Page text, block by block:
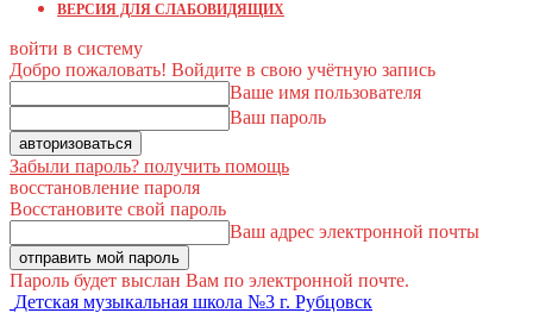
ВЕРСИЯ ДЛЯ СЛАБОВИДЯЩИХ
войти в систему
Добро пожаловать! Войдите в свою учётную запись
Ваше имя пользователя
Ваш пароль
Забыли пароль? получить помощь
восстановление пароля
Восстановите свой пароль
Ваш адрес электронной почты
Пароль будет выслан Вам по электронной почте.
Детская музыкальная школа №3 г. Рубцовск